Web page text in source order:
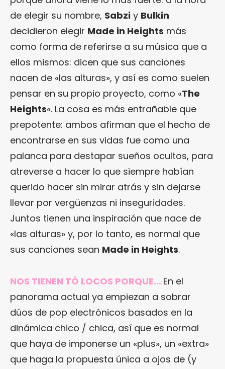
de elegir su nombre, Sabzi y Bulkin
decidieron elegir Made in Heights más
como forma de referirse a su música que a
ellos mismos: dicen que sus canciones
nacen de «las alturas», y así es como suelen
pensar en su propio proyecto, como «The
Heights«. La cosa es más entrañable que
prepotente: ambos afirman que el hecho de
encontrarse en sus vidas fue como una
palanca para destapar sueños ocultos, para
atreverse a hacer lo que siempre habían
querido hacer sin mirar atrás y sin dejarse
llevar por vergüenzas ni inseguridades.
Juntos tienen una inspiración que nace de
«las alturas» y, por lo tanto, es normal que
sus canciones sean Made in Heights.
NOS TIENEN TÓ LOCOS PORQUE… En el
panorama actual ya empiezan a sobrar
dúos de pop electrónicos basados en la
dinámica chico / chica, así que es normal
que haya de imponerse un «plus», un «extra»
que haga la propuesta única a ojos de (y